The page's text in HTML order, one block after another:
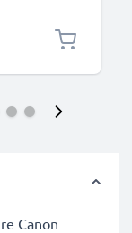
GoPro,
Canon